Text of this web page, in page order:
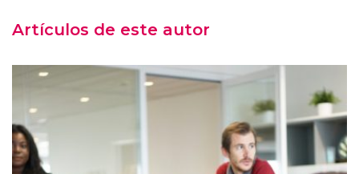
Artículos de este autor